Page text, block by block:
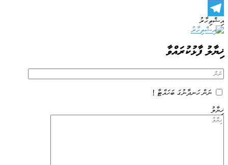
Viber
Telegram
އިޝްތިހާރު
ޚިޔާލު ފާޅުކުރައްވާ
ނަން ހަނދާނުގަ ބަހައްޓާ !
ޚިޔާލު